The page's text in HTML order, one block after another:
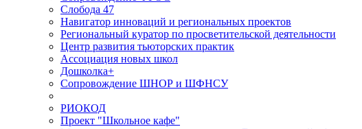
Слобода 47
Навигатор инноваций и региональных проектов
Региональный куратор по просветительской деятельности
Центр развития тьюторских практик
Ассоциация новых школ
Дошколка+
Сопровождение ШНОР и ШФНСУ
РИОКОД
Проект "Школьное кафе"